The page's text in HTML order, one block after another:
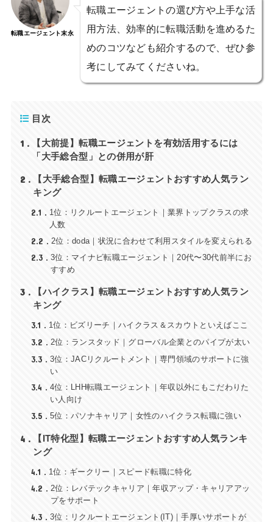
転職エージェント末永
転職エージェントの選び方や上手な活
用方法、効率的に転職活動を進めるた
めのコツなども紹介するので、ぜひ参
考にしてみてくださいね。
目次
1
【大前提】転職エージェントを有効活用するには
「大手総合型」との併用が肝
2
【大手総合型】転職エージェントおすすめ人気ラン
キング
2.1
1位：リクルートエージェント｜業界トップクラスの求
人数
2.2 2位：doda｜状況に合わせて利用スタイルを変えられる
2.3
3位：マイナビ転職エージェント｜20代〜30代前半にお
すすめ
3
【ハイクラス】転職エージェントおすすめ人気ラン
キング
3.1 1位：ビズリーチ｜ハイクラス＆スカウトといえばここ
3.2 2位：ランスタッド｜グローバル企業とのパイプが太い
3.3
3位：JACリクルートメント｜専門領域のサポートに強
い
3.4
4位：LHH転職エージェント｜年収以外にもこだわりた
い人向け
3.5 5位：パソナキャリア｜女性のハイクラス転職に強い
4
【IT特化型】転職エージェントおすすめ人気ランキ
ング
4.1 1位：ギークリー｜スピード転職に特化
4.2
2位：レバテックキャリア｜年収アップ・キャリアアッ
プをサポート
4.3
3位：リクルートエージェント(IT)｜手厚いサポートが